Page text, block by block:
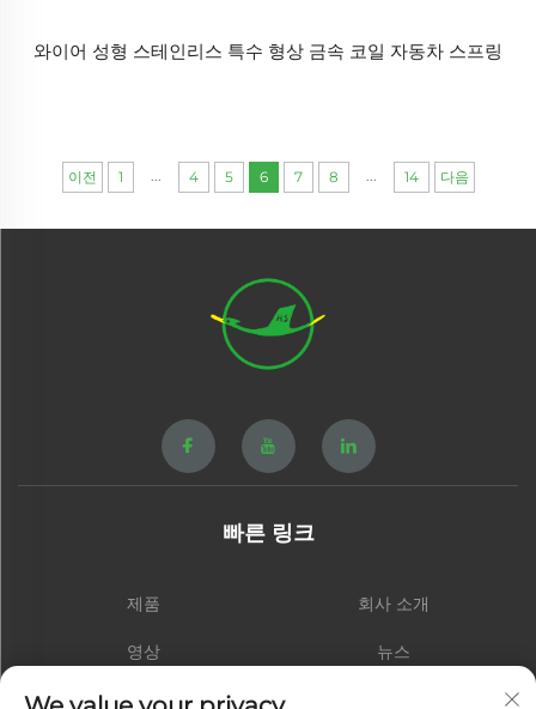
와이어 성형 스테인리스 특수 형상 금속 코일 자동차 스프링
이전 1 4 5 6 7 8 14 다음
빠른 링크
제품 회사 소개
영상 뉴스
연락처